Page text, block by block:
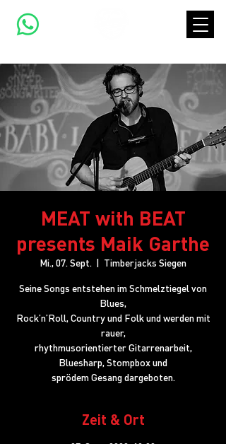
MEAT with BEAT
presents Maik Garthe
Mi., 07. Sept.
  |
Timberjacks Siegen
Seine Songs entstehen im Schmelztiegel von
Blues,
Rock’n’Roll, Country und Folk und werden mit
rauer,
rhythmusorientierter Gitarrenarbeit,
Bluesharp, Stompbox und
sprödem Gesang dargeboten.
Zeit & Ort